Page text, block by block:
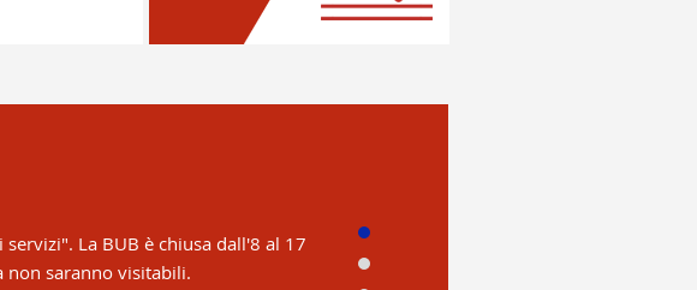
La BUB è chiusa dall'8 al 17
non saranno visitabili.
saranno prelevabili i contrassegnati T